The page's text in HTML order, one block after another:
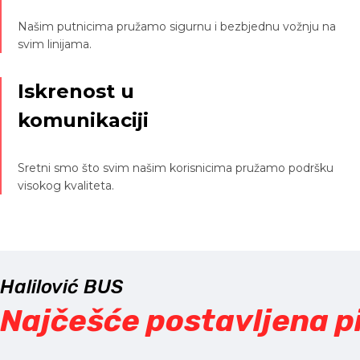
Našim putnicima pružamo sigurnu i bezbjednu vožnju na
svim linijama.
Iskrenost u
komunikaciji
Sretni smo što svim našim korisnicima pružamo podršku
visokog kvaliteta.
Halilović BUS
Najčešće postavljena